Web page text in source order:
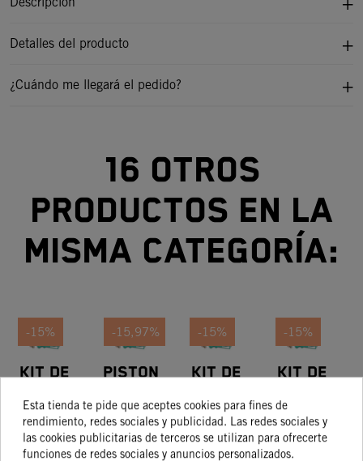
Detalles del producto
¿Cuándo me llegará el pedido?
16 otros
productos en la
misma categoría:
-15%
Kit De
Talla I
248,41 €
211,15 €
-15,97%
Piston
Size I
175,15 €
147,18 €
-15%
Kit De
404,75 €
344,03 €
-15%
Kit De
237,34 €
201,74 €
Esta tienda te pide que aceptes cookies para fines de
rendimiento, redes sociales y publicidad. Las redes sociales y
las cookies publicitarias de terceros se utilizan para ofrecerte
funciones de redes sociales y anuncios personalizados.